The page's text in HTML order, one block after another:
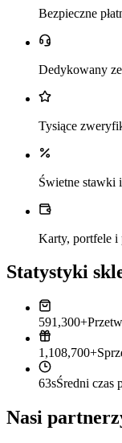
Bezpieczne
Dedykowany
Tysiące
Świetne stawki
Karty, portfele i
Statystyki
591,300+
1,108,700+
63sŚredni czas
Nasi